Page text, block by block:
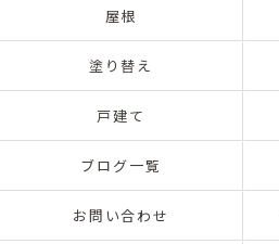
屋根
塗り替え
戸建て
ブログ一覧
お問い合わせ